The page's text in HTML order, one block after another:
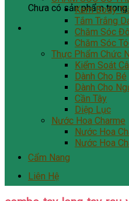
Chưa có sản phẩm trong
Kem Body
Tắm Trắng
Chăm Sóc
Chăm Sóc
Thực Phẩm Chức
Kiểm Soát
Dành Cho Bé
Dành Cho
Cần Tây
Diệp Lục
Nước Hoa Charme
Nước Hoa
Nước Hoa
Cẩm Nang
Liên Hệ